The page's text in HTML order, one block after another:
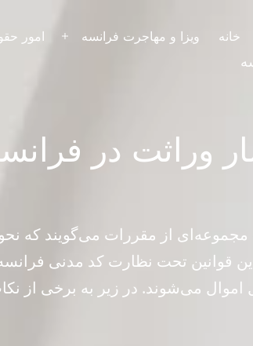
خانه ویزا و مهاجرت فرانسه
باز
امور
وراثت در
از مقررات می‌گویند که
اموال می‌شوند. در زیر به برخی از